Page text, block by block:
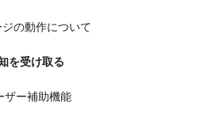
の動作について
を受け取る
ー補助機能